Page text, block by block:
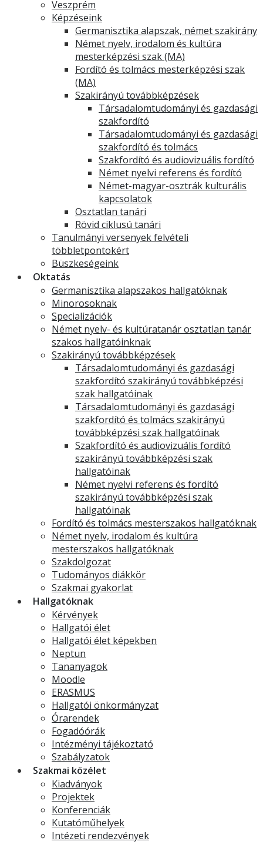
Veszprém
Képzéseink
Germanisztika alapszak, német szakirány
Német nyelv, irodalom és kultúra
mesterképzési szak (MA)
Fordító és tolmács mesterképzési szak
(MA)
Szakirányú továbbképzések
Társadalomtudományi és gazdasági
szakfordító
Társadalomtudományi és gazdasági
szakfordító és tolmács
Szakfordító és audiovizuális fordító
Német nyelvi referens és fordító
Német-magyar-osztrák kulturális
kapcsolatok
Osztatlan tanári
Rövid ciklusú tanári
Tanulmányi versenyek felvételi
többletpontokért
Büszkeségeink
Oktatás
Germanisztika alapszakos hallgatóknak
Minorosoknak
Specializációk
Német nyelv- és kultúratanár osztatlan tanár
szakos hallgatóinknak
Szakirányú továbbképzések
Társadalomtudományi és gazdasági
szakfordító szakirányú továbbképzési
szak hallgatóinak
Társadalomtudományi és gazdasági
szakfordító és tolmács szakirányú
továbbképzési szak hallgatóinak
Szakfordító és audiovizuális fordító
szakirányú továbbképzési szak
hallgatóinak
Német nyelvi referens és fordító
szakirányú továbbképzési szak
hallgatóinak
Fordító és tolmács mesterszakos hallgatóknak
Német nyelv, irodalom és kultúra
mesterszakos hallgatóknak
Szakdolgozat
Tudományos diákkör
Szakmai gyakorlat
Hallgatóknak
Kérvények
Hallgatói élet
Hallgatói élet képekben
Neptun
Tananyagok
Moodle
ERASMUS
Hallgatói önkormányzat
Órarendek
Fogadóórák
Intézményi tájékoztató
Szabályzatok
Szakmai közélet
Kiadványok
Projektek
Konferenciák
Kutatóműhelyek
Intézeti rendezvények